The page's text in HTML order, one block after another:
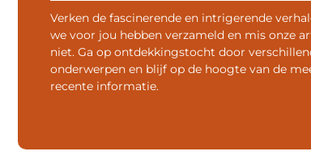
Verken de fascinerende en intrigerende
we voor jou hebben verzameld en mis onze
niet. Ga op ontdekkingstocht door
onderwerpen en blijf op de hoogte van de
recente informatie.